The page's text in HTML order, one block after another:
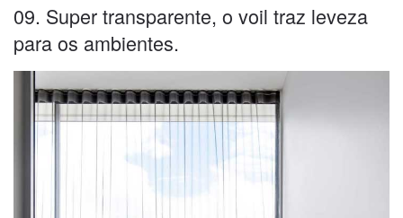
09. Super transparente, o voil traz leveza
para os ambientes.